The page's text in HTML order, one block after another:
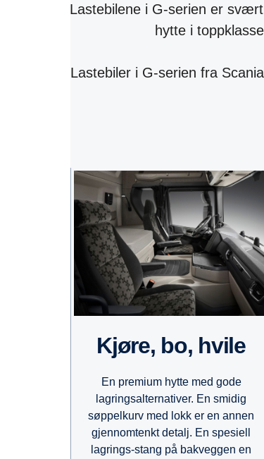
Lastebilene i G-serien er
hytte i
Lastebiler i G-serien fra
Kjøre, bo, hvile
En premium hytte med gode
lagringsalternativer. En smidig
søppelkurv med lokk er en annen
gjennomtenkt detalj. En spesiell
lagrings-stang på bakveggen en